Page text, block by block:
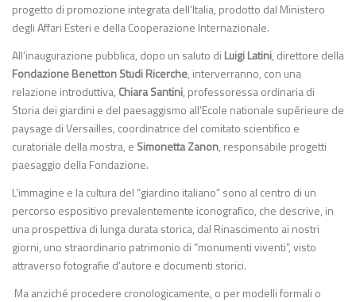
progetto di promozione integrata dell’Italia, prodotto dal Ministero
degli Affari Esteri e della Cooperazione Internazionale.
All’inaugurazione pubblica, dopo un saluto di Luigi Latini, direttore della
Fondazione Benetton Studi Ricerche, interverranno, con una
relazione introduttiva, Chiara Santini, professoressa ordinaria di
Storia dei giardini e del paesaggismo all’Ecole nationale supérieure de
paysage di Versailles, coordinatrice del comitato scientifico e
curatoriale della mostra, e Simonetta Zanon, responsabile progetti
paesaggio della Fondazione.
L’immagine e la cultura del “giardino italiano” sono al centro di un
percorso espositivo prevalentemente iconografico, che descrive, in
una prospettiva di lunga durata storica, dal Rinascimento ai nostri
giorni, uno straordinario patrimonio di “monumenti viventi”, visto
attraverso fotografie d’autore e documenti storici.
Ma anziché procedere cronologicamente, o per modelli formali o